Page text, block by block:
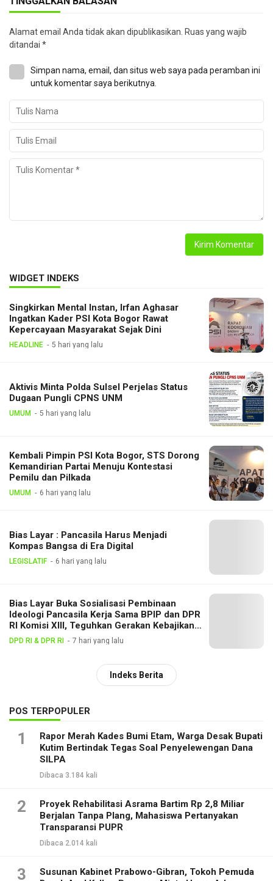
Alamat email Anda tidak akan dipublikasikan. Ruas yang wajib
ditandai *
Simpan nama, email, dan situs web saya pada peramban ini
untuk komentar saya berikutnya.
WIDGET INDEKS
Singkirkan Mental Instan, Irfan Aghasar
Ingatkan Kader PSI Kota Bogor Rawat
Kepercayaan Masyarakat Sejak Dini
HEADLINE 5 hari yang lalu
Aktivis Minta Polda Sulsel Perjelas Status
Dugaan Pungli CPNS UNM
UMUM 5 hari yang lalu
Kembali Pimpin PSI Kota Bogor, STS Dorong
Kemandirian Partai Menuju Kontestasi
Pemilu dan Pilkada
UMUM 6 hari yang lalu
Bias Layar : Pancasila Harus Menjadi
Kompas Bangsa di Era Digital
LEGISLATIF 6 hari yang lalu
Bias Layar Buka Sosialisasi Pembinaan
Ideologi Pancasila Kerja Sama BPIP dan DPR
RI Komisi XIII, Teguhkan Gerakan Kebajikan
Pancasila di Tengah Masyarakat
DPD RI & DPR RI 7 hari yang lalu
Indeks Berita
POS TERPOPULER
1
Rapor Merah Kades Bumi Etam, Warga Desak Bupati
Kutim Bertindak Tegas Soal Penyelewengan Dana
SILPA
Dibaca 3.184 kali
2
Proyek Rehabilitasi Asrama Bartim Rp 2,8 Miliar
Berjalan Tanpa Plang, Mahasiswa Pertanyakan
Transparansi PUPR
Dibaca 2.014 kali
3
Susunan Kabinet Prabowo-Gibran, Tokoh Pemuda